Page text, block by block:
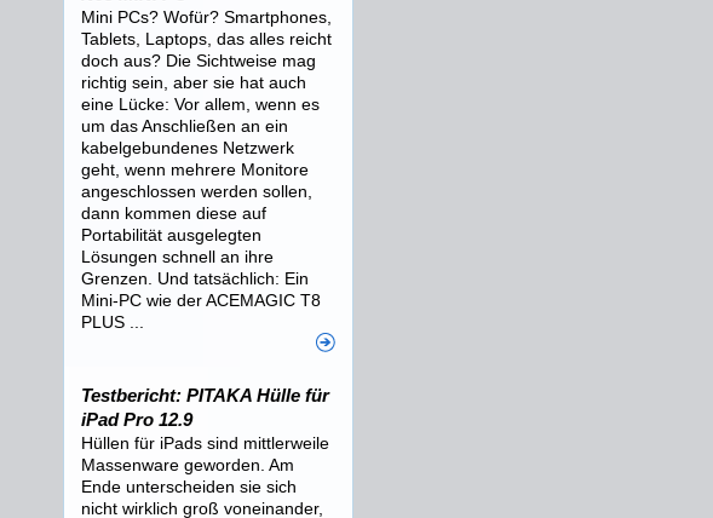
Mini PCs? Wofür? Smartphones,
Tablets, Laptops, das alles reicht
doch aus? Die Sichtweise mag
richtig sein, aber sie hat auch
eine Lücke: Vor allem, wenn es
um das Anschließen an ein
kabelgebundenes Netzwerk
geht, wenn mehrere Monitore
angeschlossen werden sollen,
dann kommen diese auf
Portabilität ausgelegten
Lösungen schnell an ihre
Grenzen. Und tatsächlich: Ein
Mini-PC wie der ACEMAGIC T8
PLUS ...
Testbericht: PITAKA Hülle für
iPad Pro 12.9
Hüllen für iPads sind mittlerweile
Massenware geworden. Am
Ende unterscheiden sie sich
nicht wirklich groß voneinander,